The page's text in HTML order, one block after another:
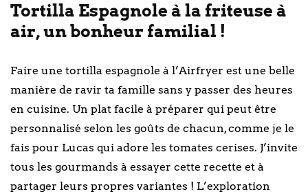
Tortilla Espagnole à la friteuse à
air, un bonheur familial !
Faire une tortilla espagnole à l’Airfryer est une belle
manière de ravir ta famille sans y passer des heures
en cuisine. Un plat facile à préparer qui peut être
personnalisé selon les goûts de chacun, comme je le
fais pour Lucas qui adore les tomates cerises. J’invite
tous les gourmands à essayer cette recette et à
partager leurs propres variantes ! L’exploration